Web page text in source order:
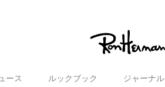
ース ルックブック ジャーナル